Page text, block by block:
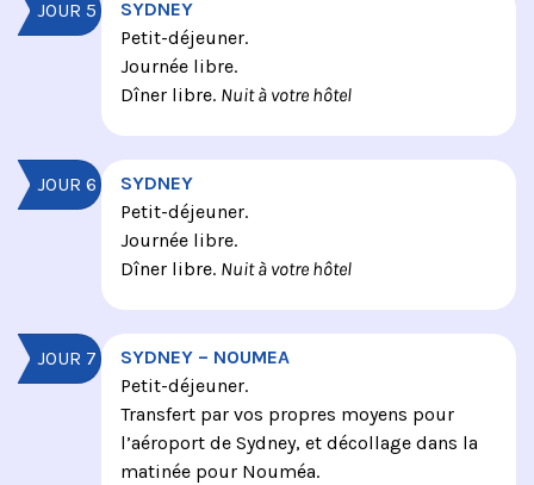
JOUR 5
SYDNEY
Petit-déjeuner.
Journée libre.
Dîner libre. Nuit à votre hôtel
JOUR 6
SYDNEY
Petit-déjeuner.
Journée libre.
Dîner libre. Nuit à votre hôtel
JOUR 7
SYDNEY – NOUMEA
Petit-déjeuner.
Transfert par vos propres moyens pour
l’aéroport de Sydney, et décollage dans la
matinée pour Nouméa.